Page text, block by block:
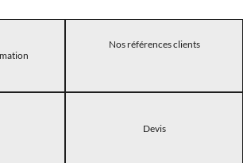
Nos références clients
Devis